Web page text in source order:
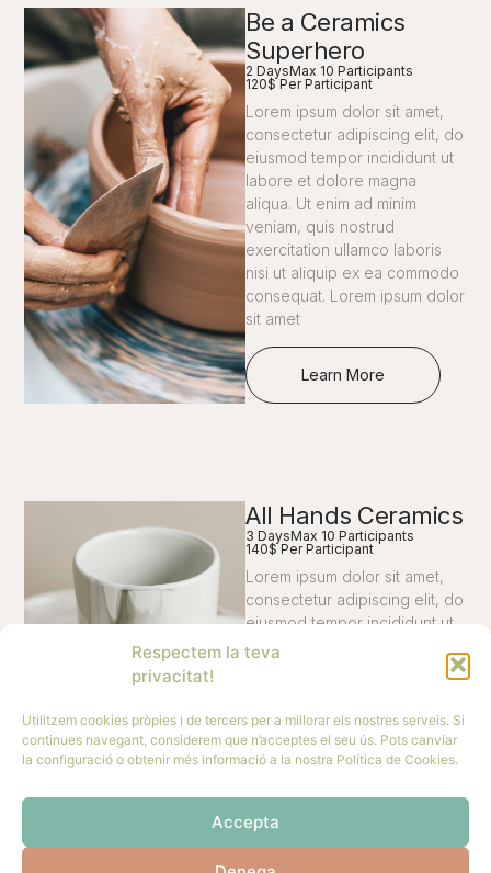
Respectem la teva
privacitat!
Utilitzem cookies pròpies i de tercers per a millorar els nostres serveis. Si
continues navegant, considerem que n’acceptes el seu ús. Pots canviar
la configuració o obtenir més informació a la nostra Política de Cookies.
Accepta
Be a Ceramics
Superhero
2 DaysMax 10 Participants
120$ Per Participant
Lorem ipsum dolor sit amet,
consectetur adipiscing elit, do
eiusmod tempor incididunt ut
labore et dolore magna
aliqua. Ut enim ad minim
veniam, quis nostrud
exercitation ullamco laboris
nisi ut aliquip ex ea commodo
consequat. Lorem ipsum dolor
sit amet
Learn More
All Hands Ceramics
3 DaysMax 10 Participants
140$ Per Participant
Lorem ipsum dolor sit amet,
consectetur adipiscing elit, do
eiusmod tempor incididunt ut
labore et dolore magna
exercitation ullamco laboris
nisi ut aliquip ex ea commodo
consequat. Lorem ipsum dolor